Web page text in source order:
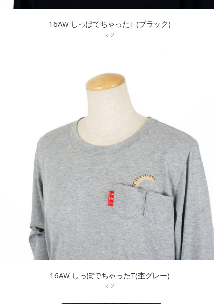
16AW しっぽでちゃったT (ブラック)
kc2
16AW しっぽでちゃったT(杢グレー)
kc2